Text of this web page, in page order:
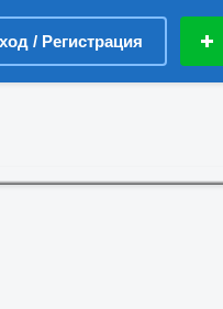
/ Регистрация